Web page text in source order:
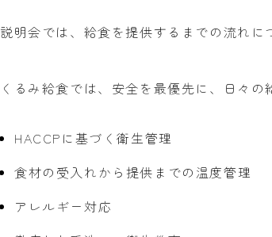
説明会では、給食を提供するまでの流れに
くるみ給食では、安全を最優先に、日々の
HACCPに基づく衛生管理
食材の受入れから提供までの温度管理
アレルギー対応